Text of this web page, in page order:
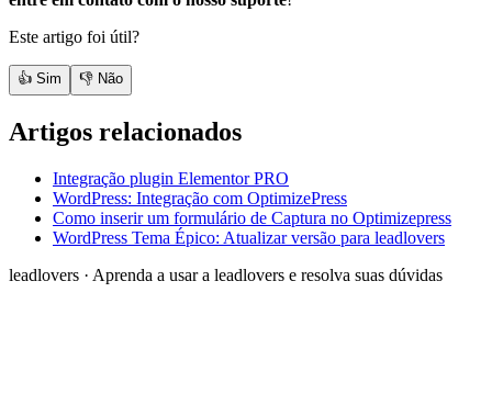
Este artigo foi útil?
👍 Sim 👎 Não
Artigos relacionados
Integração plugin Elementor PRO
WordPress: Integração com OptimizePress
Como inserir um formulário de Captura no Optimizepress
WordPress Tema Épico: Atualizar versão para leadlovers
leadlovers · Aprenda a usar a leadlovers e resolva suas dúvidas